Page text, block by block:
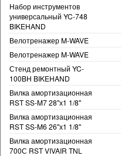
Набор инструментов
универсальный YC-748
BIKEHAND
Велотренажер M-WAVE
Велотренажер M-WAVE
Стенд ремонтный YC-
100BH BIKEHAND
Вилка амортизационная
RST SS-M7 28"х1 1/8"
Вилка амортизационная
RST SS-M6 26"х1 1/8"
Вилка амортизационная
700С RST VIVAIR TNL